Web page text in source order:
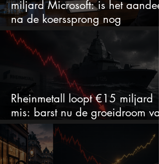
miljard Microsoft: is het aandeel
na de koerssprong nog
aantrekkelijk?
Rheinmetall loopt €15 miljard
mis: barst nu de groeidroom van
het defensiebedrijf?